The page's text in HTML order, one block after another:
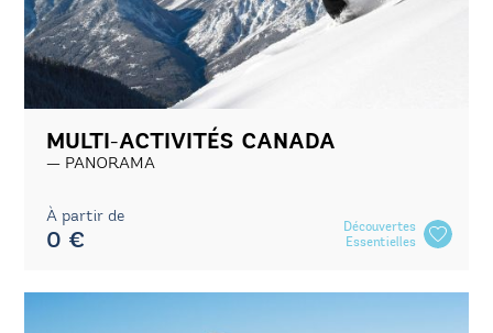
MULTI-ACTIVITÉS CANADA
PANORAMA
À partir de
0 €
Découvertes
Essentielles